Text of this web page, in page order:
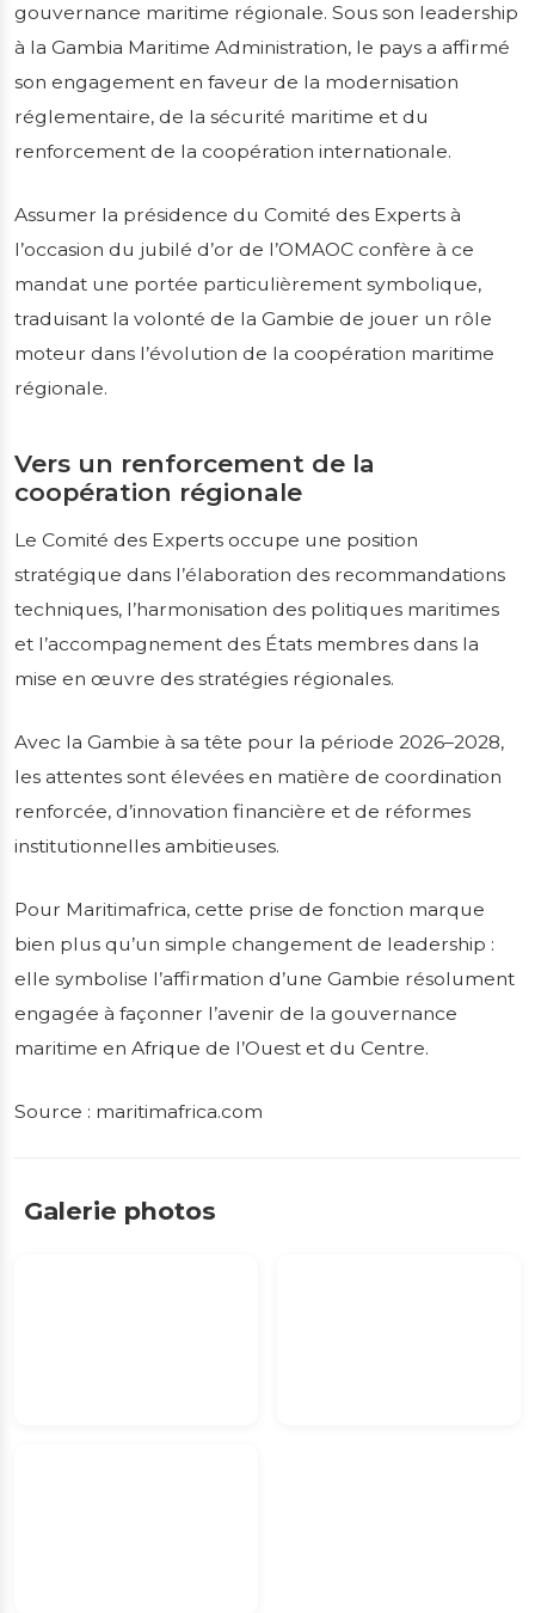
gouvernance maritime régionale. Sous son leadership
à la Gambia Maritime Administration, le pays a affirmé
son engagement en faveur de la modernisation
réglementaire, de la sécurité maritime et du
renforcement de la coopération internationale.
Assumer la présidence du Comité des Experts à
l’occasion du jubilé d’or de l’OMAOC confère à ce
mandat une portée particulièrement symbolique,
traduisant la volonté de la Gambie de jouer un rôle
moteur dans l’évolution de la coopération maritime
régionale.
Vers un renforcement de la
coopération régionale
Le Comité des Experts occupe une position
stratégique dans l’élaboration des recommandations
techniques, l’harmonisation des politiques maritimes
et l’accompagnement des États membres dans la
mise en œuvre des stratégies régionales.
Avec la Gambie à sa tête pour la période 2026–2028,
les attentes sont élevées en matière de coordination
renforcée, d’innovation financière et de réformes
institutionnelles ambitieuses.
Pour Maritimafrica, cette prise de fonction marque
bien plus qu’un simple changement de leadership :
elle symbolise l’affirmation d’une Gambie résolument
engagée à façonner l’avenir de la gouvernance
maritime en Afrique de l’Ouest et du Centre.
Source : maritimafrica.com
Galerie photos